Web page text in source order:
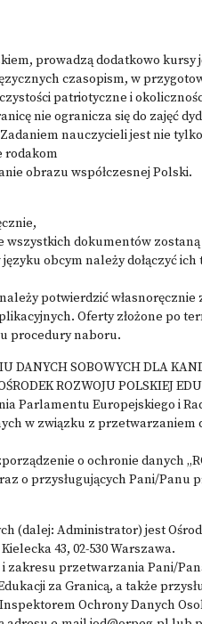
prowadzą dodatkowo kursy
czasopism, w
patriotyczne i
nie ogranicza się do zajęć
nauczycieli jest nie
rodakom
obrazu współczesnej Polski.
wszystkich dokumentów
obcym należy dołączyć ich
potwierdzić własnoręcznie
Oferty złożone po
procedury naboru.
DANYCH SOBOWYCH DLA
ROZWOJU POLSKIEJ
Parlamentu Europejskiego i
w związku z przetwarzaniem
o ochronie danych
o przysługujących Pani/Panu
(dalej: Administrator) jest
43, 02-530 Warszawa.
zakresu przetwarzania Pani/
za Granicą, a także
Ochrony Danych